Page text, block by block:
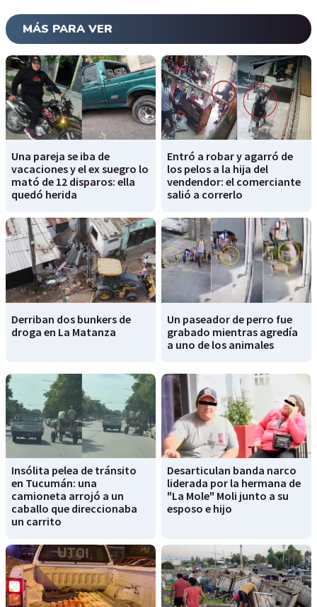
MÁS PARA VER
Una pareja se iba de
vacaciones y el ex suegro lo
mató de 12 disparos: ella
quedó herida
Entró a robar y agarró de
los pelos a la hija del
vendendor: el comerciante
salió a correrlo
Derriban dos bunkers de
droga en La Matanza
Un paseador de perro fue
grabado mientras agredía
a uno de los animales
Insólita pelea de tránsito
en Tucumán: una
camioneta arrojó a un
caballo que direccionaba
un carrito
Desarticulan banda narco
liderada por la hermana de
"La Mole" Moli junto a su
esposo e hijo